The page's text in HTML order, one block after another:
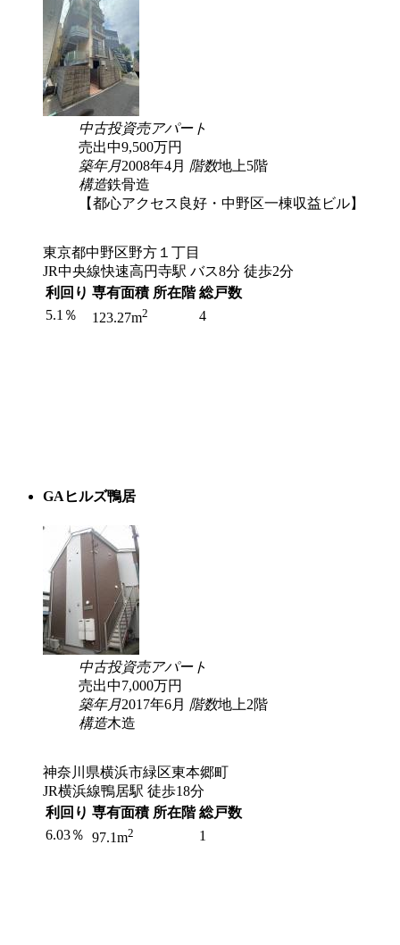
中古投資売アパート
売出中9,500万円
築年月2008年4月 階数地上5階
構造鉄骨造
【都心アクセス良好・中野区一棟収益ビル】
東京都中野区野方１丁目
JR中央線快速高円寺駅 バス8分 徒歩2分
利回り 専有面積 所在階 総戸数
5.1％
123.27m2 4
GAヒルズ鴨居
中古投資売アパート
売出中7,000万円
築年月2017年6月 階数地上2階
構造木造
神奈川県横浜市緑区東本郷町
JR横浜線鴨居駅 徒歩18分
利回り 専有面積 所在階 総戸数
6.03％ 97.1m2 1